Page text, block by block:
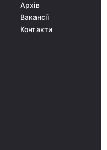
Архів
Вакансії
Контакти